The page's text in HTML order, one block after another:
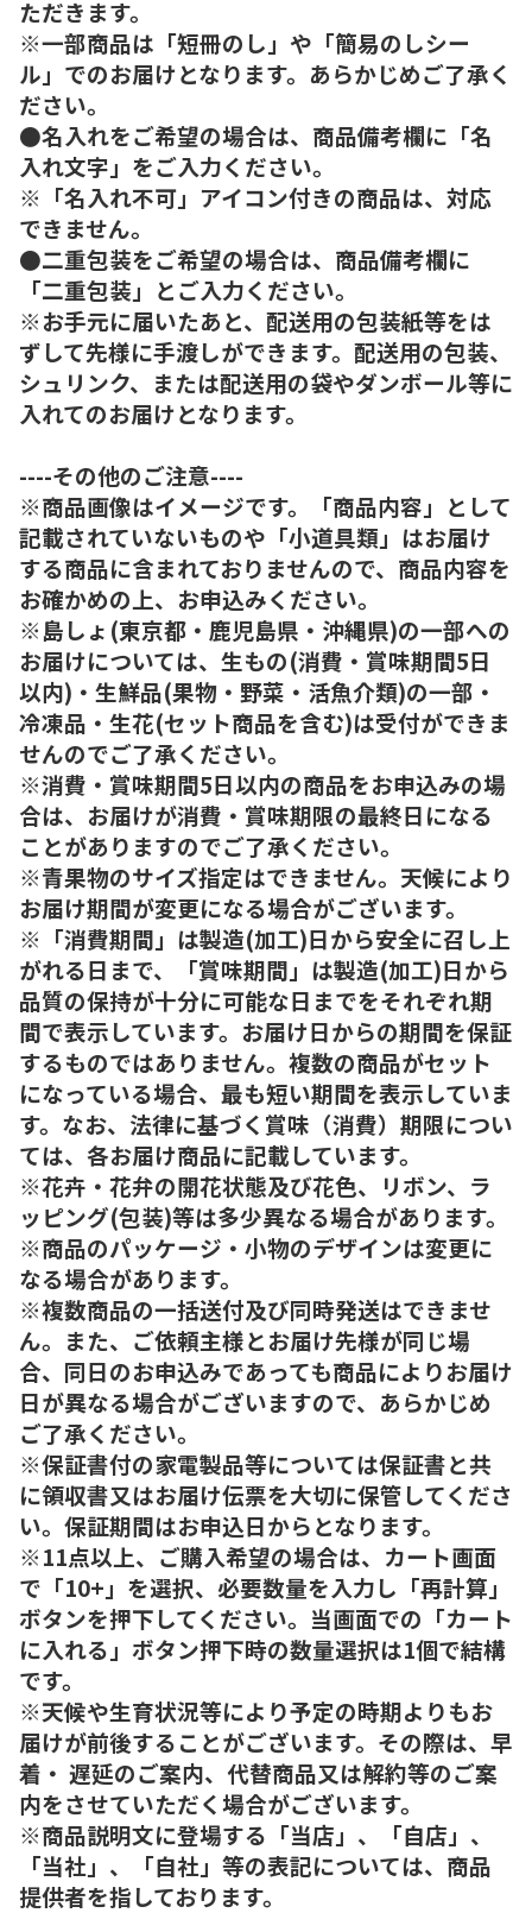
ただきます。
※一部商品は「短冊のし」や「簡易のしシー
ル」でのお届けとなります。あらかじめご了承く
ださい。
●名入れをご希望の場合は、商品備考欄に「名
入れ文字」をご入力ください。
※「名入れ不可」アイコン付きの商品は、対応
できません。
●二重包装をご希望の場合は、商品備考欄に
「二重包装」とご入力ください。
※お手元に届いたあと、配送用の包装紙等をは
ずして先様に手渡しができます。配送用の包装、
シュリンク、または配送用の袋やダンボール等に
入れてのお届けとなります。
----その他のご注意----
※商品画像はイメージです。「商品内容」として
記載されていないものや「小道具類」はお届け
する商品に含まれておりませんので、商品内容を
お確かめの上、お申込みください。
※島しょ(東京都・鹿児島県・沖縄県)の一部への
お届けについては、生もの(消費・賞味期間5日
以内)・生鮮品(果物・野菜・活魚介類)の一部・
冷凍品・生花(セット商品を含む)は受付ができま
せんのでご了承ください。
※消費・賞味期間5日以内の商品をお申込みの場
合は、お届けが消費・賞味期限の最終日になる
ことがありますのでご了承ください。
※青果物のサイズ指定はできません。天候により
お届け期間が変更になる場合がございます。
※「消費期間」は製造(加工)日から安全に召し上
がれる日まで、「賞味期間」は製造(加工)日から
品質の保持が十分に可能な日までをそれぞれ期
間で表示しています。お届け日からの期間を保証
するものではありません。複数の商品がセット
になっている場合、最も短い期間を表示していま
す。なお、法律に基づく賞味（消費）期限につい
ては、各お届け商品に記載しています。
※花卉・花弁の開花状態及び花色、リボン、ラ
ッピング(包装)等は多少異なる場合があります。
※商品のパッケージ・小物のデザインは変更に
なる場合があります。
※複数商品の一括送付及び同時発送はできませ
ん。また、ご依頼主様とお届け先様が同じ場
合、同日のお申込みであっても商品によりお届け
日が異なる場合がございますので、あらかじめ
ご了承ください。
※保証書付の家電製品等については保証書と共
に領収書又はお届け伝票を大切に保管してくださ
い。保証期間はお申込日からとなります。
※11点以上、ご購入希望の場合は、カート画面
で「10+」を選択、必要数量を入力し「再計算」
ボタンを押下してください。当画面での「カート
に入れる」ボタン押下時の数量選択は1個で結構
です。
※天候や生育状況等により予定の時期よりもお
届けが前後することがございます。その際は、早
着・ 遅延のご案内、代替商品又は解約等のご案
内をさせていただく場合がございます。
※商品説明文に登場する「当店」、「自店」、
「当社」、「自社」等の表記については、商品
提供者を指しております。